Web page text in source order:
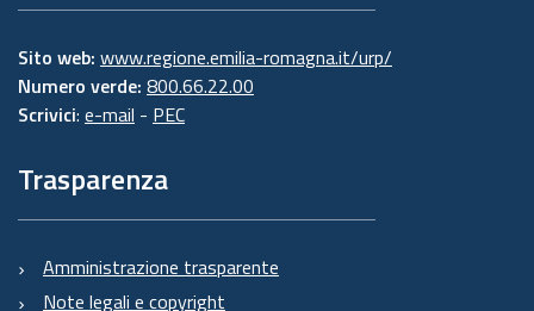
Sito web: www.regione.emilia-romagna.it/urp/
Numero verde: 800.66.22.00
Scrivici: e-mail - PEC
Trasparenza
Amministrazione trasparente
Note legali e copyright